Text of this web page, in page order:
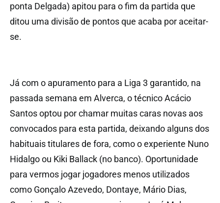
ponta Delgada) apitou para o fim da partida que
ditou uma divisão de pontos que acaba por aceitar-
se.
Já com o apuramento para a Liga 3 garantido, na
passada semana em Alverca, o técnico Acácio
Santos optou por chamar muitas caras novas aos
convocados para esta partida, deixando alguns dos
habituais titulares de fora, como o experiente Nuno
Hidalgo ou Kiki Ballack (no banco). Oportunidade
para vermos jogar jogadores menos utilizados
como Gonçalo Azevedo, Dontaye, Mário Dias,